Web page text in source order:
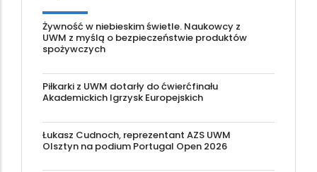
Żywność w niebieskim świetle. Naukowcy z
UWM z myślą o bezpieczeństwie produktów
spożywczych
Piłkarki z UWM dotarły do ćwierćfinału
Akademickich Igrzysk Europejskich
Łukasz Cudnoch, reprezentant AZS UWM
Olsztyn na podium Portugal Open 2026